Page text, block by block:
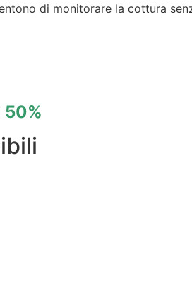
di monitorare la cottura
50%